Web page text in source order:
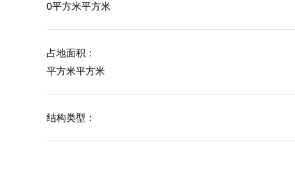
0平方米平方米
占地面积：
平方米平方米
结构类型：